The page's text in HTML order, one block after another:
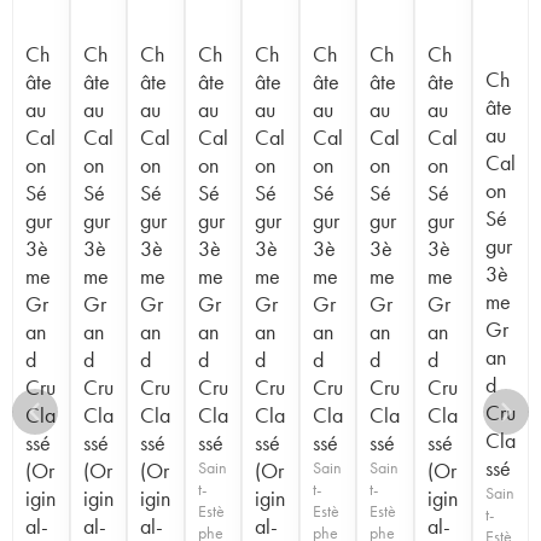
Ch
âte
au
Cal
on
Sé
gur
3è
me
Gr
an
d
Cru
Cla
ssé
(Or
igin
al-
Ch
âte
au
Cal
on
Sé
gur
3è
me
Gr
an
d
Cru
Cla
ssé
(Or
igin
al-
Ch
âte
au
Cal
on
Sé
gur
3è
me
Gr
an
d
Cru
Cla
ssé
(Or
igin
al-
Ch
âte
au
Cal
on
Sé
gur
3è
me
Gr
an
d
Cru
Cla
ssé
Sain
t-
Estè
phe
Ch
âte
au
Cal
on
Sé
gur
3è
me
Gr
an
d
Cru
Cla
ssé
(Or
igin
al-
Ch
âte
au
Cal
on
Sé
gur
3è
me
Gr
an
d
Cru
Cla
ssé
Sain
t-
Estè
phe
Ch
âte
au
Cal
on
Sé
gur
3è
me
Gr
an
d
Cru
Cla
ssé
Sain
t-
Estè
phe
Ch
âte
au
Cal
on
Sé
gur
3è
me
Gr
an
d
Cru
Cla
ssé
(Or
igin
al-
Ch
âte
au
Cal
on
Sé
gur
3è
me
Gr
an
d
Cru
Cla
ssé
Sain
t-
Estè